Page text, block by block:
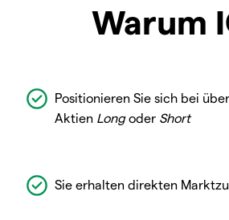
Warum
Positionieren Sie sich bei
Aktien Longoder Short
Sie erhalten direkten